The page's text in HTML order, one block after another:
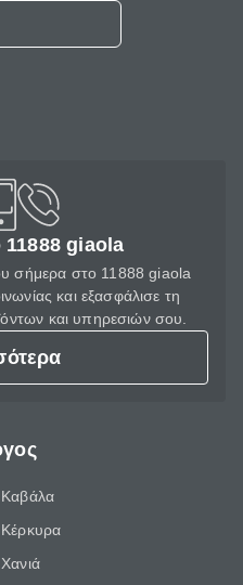
giaola
σήμερα στο 11888 giaola
και εξασφάλισε τη
και υπηρεσιών σου.
Καβάλα
Κέρκυρα
Χανιά